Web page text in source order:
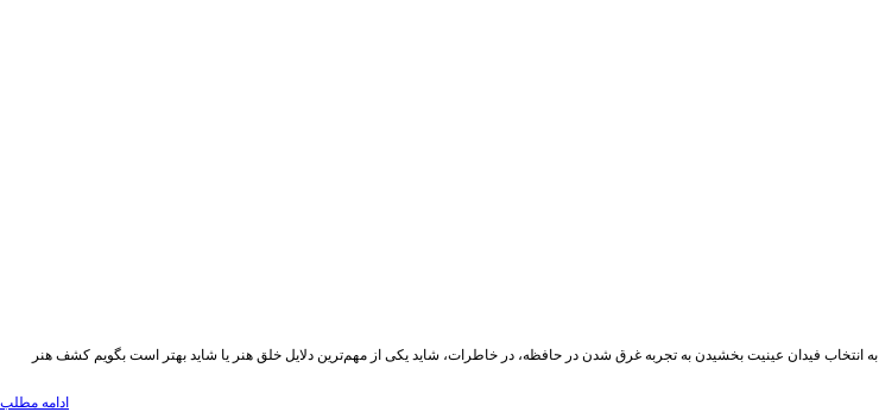
درباره انیمیشن کوتاه «پایان تابستان» ساخته تارا عطارزاده نوشته: هادی علی‌پناه از مجموعه بهترین فیلم‌های کوتاه سال ۱۴۰۲ به انتخاب فیدان عینیت بخشیدن به تجربه غرق شدن در حافظه، در خاطرات، شاید یکی از مهم‌ترین دلایل خلق هنر یا شاید بهتر است بگویم کشف هنر
ادامه مطلب